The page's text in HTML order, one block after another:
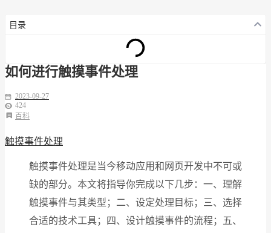
目录
如何进行触摸事件处理
2023-09-27
424
百科
触摸事件处理
触摸事件处理是当今移动应用和网页开发中不可或
缺的部分。本文将指导你完成以下几步：一、理解
触摸事件与其类型；二、设定处理目标；三、选择
合适的技术工具；四、设计触摸事件的流程；五、